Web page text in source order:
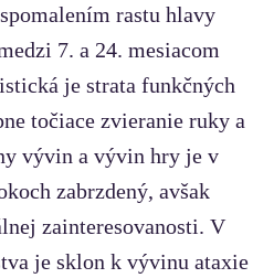
rastu hlavy
7. a 24. mesiacom
je strata funkčných
točiace zvieranie ruky a
vývin a vývin hry je v
zabrzdený, avšak
zainteresovanosti. V
je sklon k vývinu ataxie